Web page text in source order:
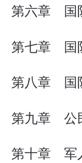
第六章 国
第七章 国
第八章 国
第九章 公
第十章 军